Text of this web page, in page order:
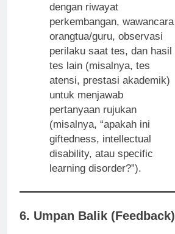
dengan riwayat
perkembangan, wawancara
orangtua/guru, observasi
perilaku saat tes, dan hasil
tes lain (misalnya, tes
atensi, prestasi akademik)
untuk menjawab
pertanyaan rujukan
(misalnya, “apakah ini
giftedness, intellectual
disability, atau specific
learning disorder?”).
6. Umpan Balik (Feedback)